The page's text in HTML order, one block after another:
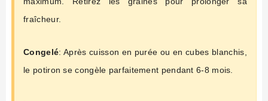
fraîcheur.
Congelé: Après cuisson en purée ou en cubes blanchis,
le potiron se congèle parfaitement pendant 6-8 mois.